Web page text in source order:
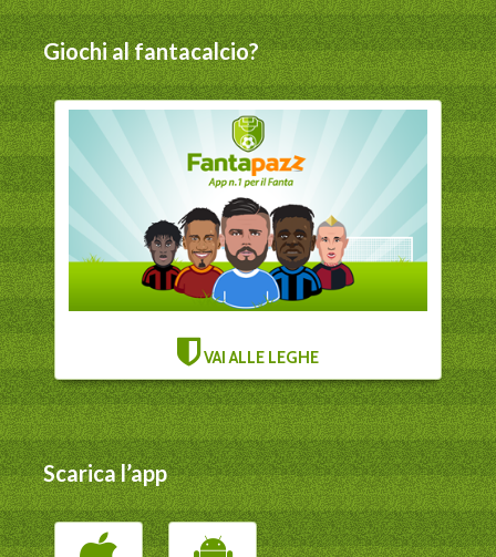
Giochi al fantacalcio?
VAI ALLE LEGHE
Scarica l’app